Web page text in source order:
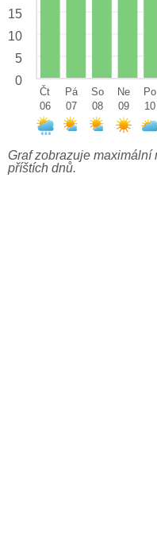
15
10
5
0
Čt
06
Pá
07
So
08
Ne
09
Po
10
Graf zobrazuje maximální
příštích dnů.